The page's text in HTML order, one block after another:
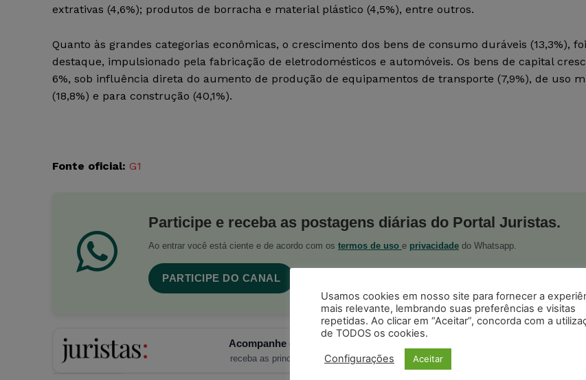
extrativas (4,6%); produtos de borracha e material plástico (4,5%), entre outros.
Quanto às grandes categorias econômicas, o crescimento dos bens de consumo duráveis (13,3%), foi
destaque, impulsionado pela fabricação de eletrodomésticos e automóveis. Os bens de capital
6%, sob influência direta do aumento de produção de equipamentos de transporte (7,9%), de uso
(18,8%) e para construção (40,1%).
Fonte oficial: G1
Participe e receba as postagens diárias do Portal Juristas.
Ao entrar você está ciente e de acordo com os termos de uso e privacidade do Whatsapp.
PARTICIPE DO CANAL
Acompanhe o Juristas no Google News
receba as principais notícias jurídicas do Brasil
Usamos cookies em nosso site para fornecer a
mais relevante, lembrando suas preferências e visitas
repetidas. Ao clicar em “Aceitar”, concorda com a
de TODOS os cookies.
Configurações Aceitar